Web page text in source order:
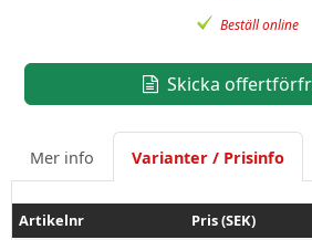
Beställ online
Skicka
Mer info Varianter / Prisinfo
Artikelnr
Pris (SEK)